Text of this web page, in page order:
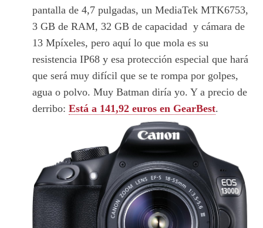
pantalla de 4,7 pulgadas, un MediaTek MTK6753,
3 GB de RAM, 32 GB de capacidad y cámara de
13 Mpíxeles, pero aquí lo que mola es su
resistencia IP68 y esa protección especial que hará
que será muy difícil que se te rompa por golpes,
agua o polvo. Muy Batman diría yo. Y a precio de
derribo: Está a 141,92 euros en GearBest.